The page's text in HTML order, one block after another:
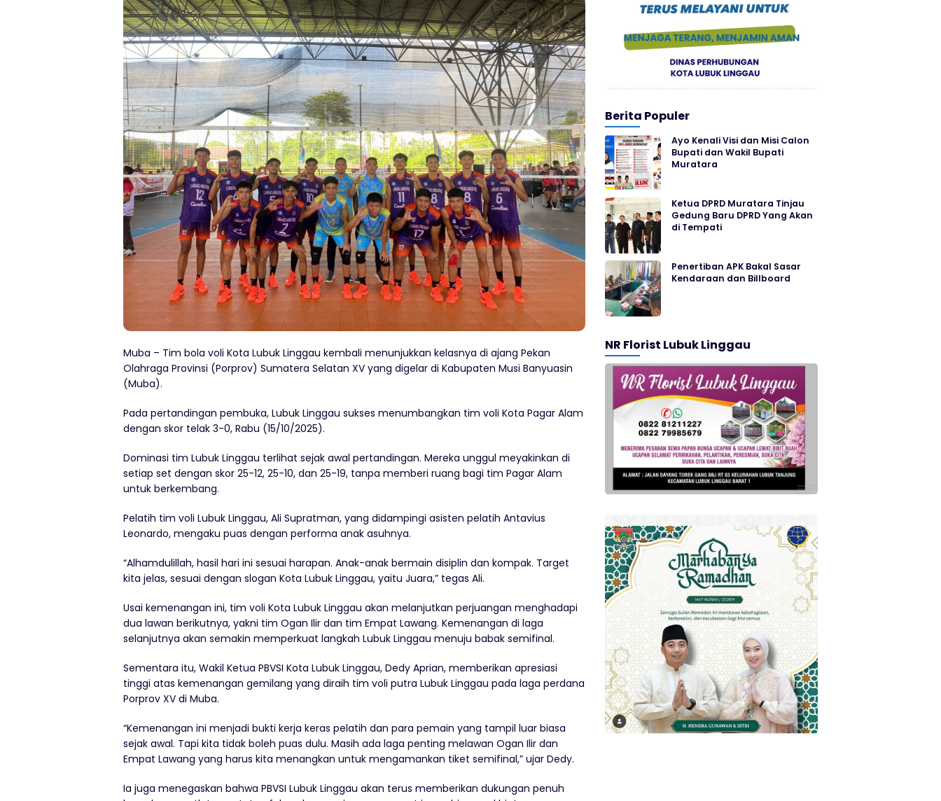
Muba – Tim bola voli Kota Lubuk Linggau kembali menunjukkan kelasnya di ajang Pekan
Olahraga Provinsi (Porprov) Sumatera Selatan XV yang digelar di Kabupaten Musi Banyuasin
(Muba).
Pada pertandingan pembuka, Lubuk Linggau sukses menumbangkan tim voli Kota Pagar Alam
dengan skor telak 3-0, Rabu (15/10/2025).
Dominasi tim Lubuk Linggau terlihat sejak awal pertandingan. Mereka unggul meyakinkan di
setiap set dengan skor 25-12, 25-10, dan 25-19, tanpa memberi ruang bagi tim Pagar Alam
untuk berkembang.
Pelatih tim voli Lubuk Linggau, Ali Supratman, yang didampingi asisten pelatih Antavius
Leonardo, mengaku puas dengan performa anak asuhnya.
“Alhamdulillah, hasil hari ini sesuai harapan. Anak-anak bermain disiplin dan kompak. Target
kita jelas, sesuai dengan slogan Kota Lubuk Linggau, yaitu Juara,” tegas Ali.
Usai kemenangan ini, tim voli Kota Lubuk Linggau akan melanjutkan perjuangan menghadapi
dua lawan berikutnya, yakni tim Ogan Ilir dan tim Empat Lawang. Kemenangan di laga
selanjutnya akan semakin memperkuat langkah Lubuk Linggau menuju babak semifinal.
Sementara itu, Wakil Ketua PBVSI Kota Lubuk Linggau, Dedy Aprian, memberikan apresiasi
tinggi atas kemenangan gemilang yang diraih tim voli putra Lubuk Linggau pada laga perdana
Porprov XV di Muba.
“Kemenangan ini menjadi bukti kerja keras pelatih dan para pemain yang tampil luar biasa
sejak awal. Tapi kita tidak boleh puas dulu. Masih ada laga penting melawan Ogan Ilir dan
Empat Lawang yang harus kita menangkan untuk mengamankan tiket semifinal,” ujar Dedy.
Ia juga menegaskan bahwa PBVSI Lubuk Linggau akan terus memberikan dukungan penuh
Berita Populer
Ayo Kenali Visi dan Misi Calon
Bupati dan Wakil Bupati
Muratara
Ketua DPRD Muratara Tinjau
Gedung Baru DPRD Yang Akan
di Tempati
Penertiban APK Bakal Sasar
Kendaraan dan Billboard
NR Florist Lubuk Linggau